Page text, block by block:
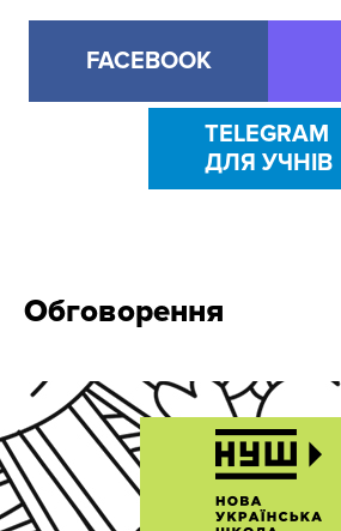
FACEBOOK
TELEGRAM
ДЛЯ УЧНІВ
Обговорення